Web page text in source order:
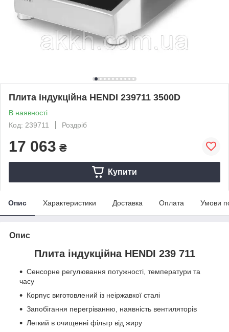
Плита індукційна HENDI 239711 3500D
В наявності
Код: 239711
Роздріб
17 063 ₴
Купити
Опис Характеристики Доставка Оплата Умови
Опис
Плита індукційна HENDI 239 711
Сенсорне регулювання потужності, температури та
часу
Корпус виготовлений із неіржавкої сталі
Запобігання перегріванню, наявність вентиляторів
Легкий в очищенні фільтр від жиру